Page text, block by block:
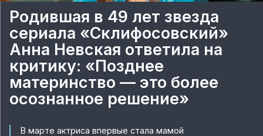
Родившая в 49 лет звезда
сериала «Склифосовский»
Анна Невская ответила на
критику: «Позднее
материнство — это более
осознанное решение»
В марте актриса впервые стала мамой